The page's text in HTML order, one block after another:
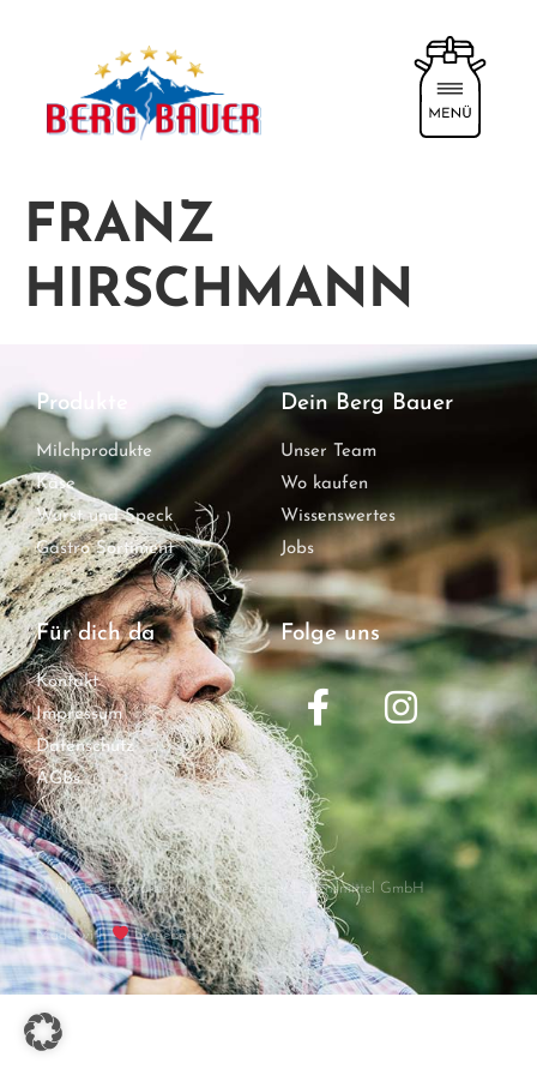
FRANZ
HIRSCHMANN
Produkte
Milchprodukte
Käse
Wurst und Speck
Gastro Sortiment
Dein Berg Bauer
Unser Team
Wo kaufen
Wissenswertes
Jobs
Für dich da
Kontakt
Impressum
Datenschutz
AGBs
Folge uns
© Alle Rechte vorbehalten Berg Bauer Lebensmittel GmbH
Made with by ueberall.